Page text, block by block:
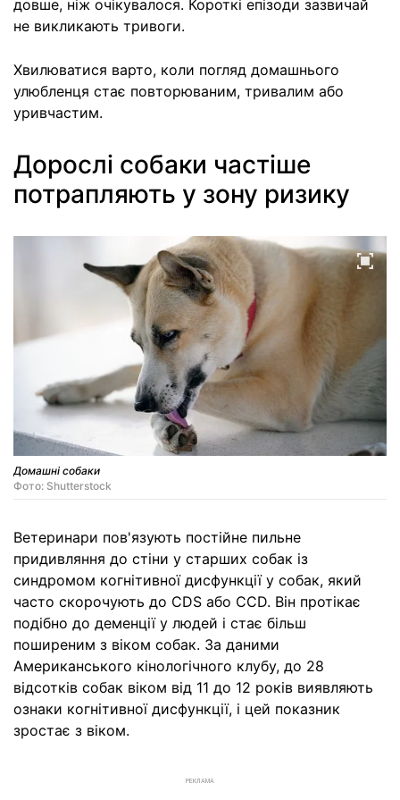
довше, ніж очікувалося. Короткі епізоди зазвичай
не викликають тривоги.
Хвилюватися варто, коли погляд домашнього
улюбленця стає повторюваним, тривалим або
уривчастим.
Дорослі собаки частіше
потрапляють у зону ризику
Домашні собаки
Фото: Shutterstock
Ветеринари пов'язують постійне пильне
придивляння до стіни у старших собак із
синдромом когнітивної дисфункції у собак, який
часто скорочують до CDS або CCD. Він протікає
подібно до деменції у людей і стає більш
поширеним з віком собак. За даними
Американського кінологічного клубу, до 28
відсотків собак віком від 11 до 12 років виявляють
ознаки когнітивної дисфункції, і цей показник
зростає з віком.
РЕКЛАМА